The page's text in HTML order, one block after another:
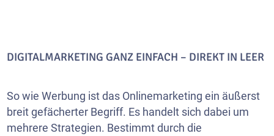
DIGITALMARKETING GANZ EINFACH – DIREKT IN LEER
So wie Werbung ist das Onlinemarketing ein äußerst
breit gefächerter Begriff. Es handelt sich dabei um
mehrere Strategien. Bestimmt durch die